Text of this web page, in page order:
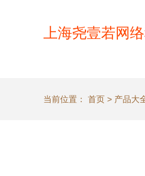
上海尧壹若网
当前位置： 首页 > 产品大